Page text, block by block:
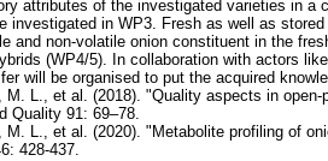
attributes of the investigated varieties in a
investigated in WP3. Fresh as well as
and non-volatile onion constituent in the
(WP4/5). In collaboration with actors
will be organised to put the acquired
M. L., et al. (2018). "Quality aspects in
Quality 91: 69–78.
M. L., et al. (2020). "Metabolite profiling of
428-437.